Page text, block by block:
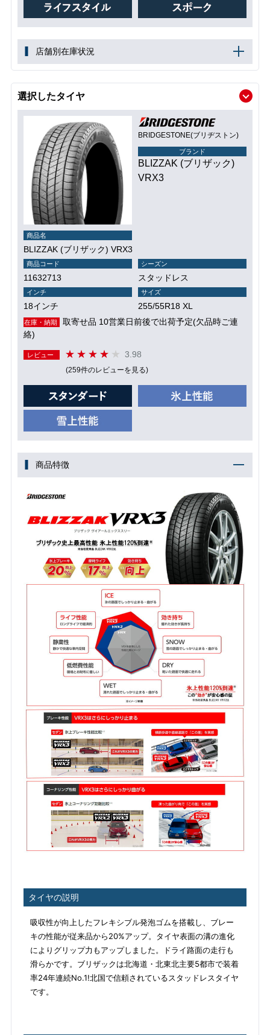
店舗別在庫状況
選択したタイヤ
BRIDGESTONE(ブリヂストン)
ブランド
BLIZZAK (ブリザック)
VRX3
商品名
BLIZZAK (ブリザック) VRX3
商品コード
11632713
シーズン
スタッドレス
インチ
18インチ
サイズ
255/55R18 XL
在庫・納期
取寄せ品 10営業日前後で出荷予定(欠品時ご連
絡)
レビュー 3.98
(259件のレビューを見る)
商品特徴
タイヤの説明
吸収性が向上したフレキシブル発泡ゴムを搭載し、ブレー
キの性能が従来品から20%アップ。タイヤ表面の溝の進化
によりグリップ力もアップしました。ドライ路面の走行も
滑らかです。ブリザックは北海道・北東北主要5都市で装着
率24年連続No.1!北国で信頼されているスタッドレスタイヤ
です。